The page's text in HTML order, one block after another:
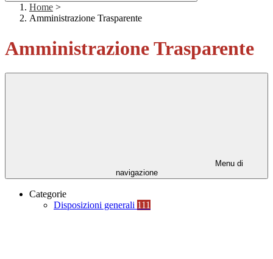
Home >
Amministrazione Trasparente
Amministrazione Trasparente
Menu di
navigazione
Categorie
Disposizioni generali 111